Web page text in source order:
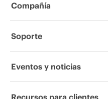
Compañía
Acerca de HPE
Soporte
Servicios de soporte operativo
Eventos y noticias
Eventos